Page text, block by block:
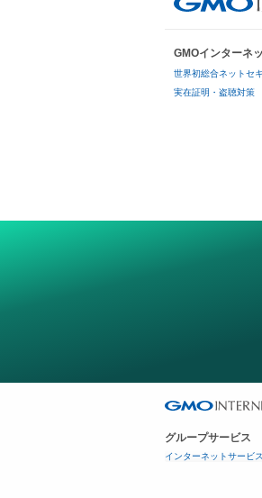
GMOインターネ
世界初総合ネットセ
実在証明・盗聴対策
グループサービス
インターネットサービス